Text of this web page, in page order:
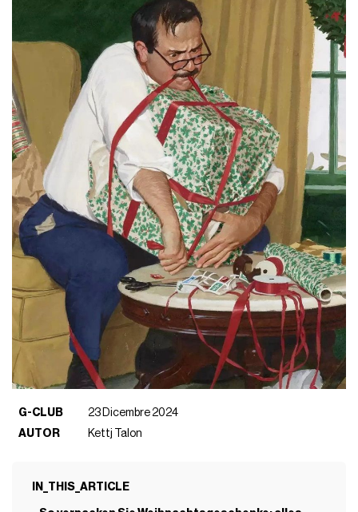
G-CLUB
23 Dicembre 2024
AUTOR
Kettj Talon
IN_THIS_ARTICLE